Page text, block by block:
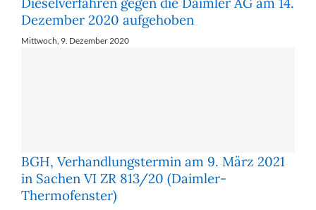
Dezember 2020 aufgehoben
Mittwoch, 9. Dezember 2020
BGH, Verhandlungstermin am 9. März 2021
in Sachen VI ZR 813/20 (Daimler-
Thermofenster)